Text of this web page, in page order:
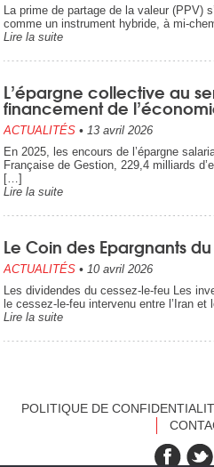
La prime de partage de la valeur (PPV)
comme un instrument hybride, à mi-
Lire la suite
L’épargne collective au
financement de
ACTUALITÉS • 13 avril 2026
En 2025, les encours de l’épargne
Française de Gestion, 229,4 milliards
[…]
Lire la suite
Le Coin des Epargnants
ACTUALITÉS • 10 avril 2026
Les dividendes du cessez-le-feu Les
le cessez-le-feu intervenu entre l’Iran
Lire la suite
POLITIQUE DE